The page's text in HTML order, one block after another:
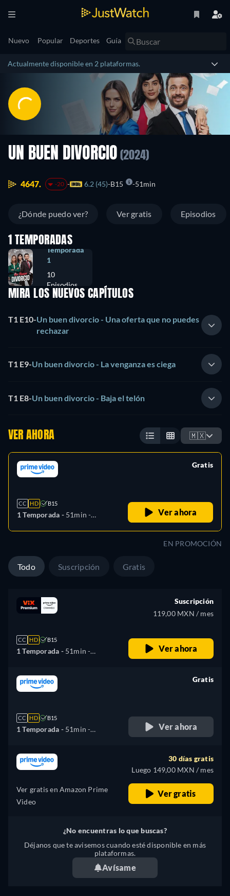
Nuevo Popular Deportes Guía
Actualmente disponible en 2 plataformas.
UN BUEN DIVORCIO (2024)
4647. -20 6.2 (45) B15 51min
¿Dónde puedo ver? Ver gratis Episodios
1 TEMPORADAS
Temporada
1
10
Episodios
MIRA LOS NUEVOS CAPÍTULOS
T1 E10-Un buen divorcio - Una oferta que no puedes
rechazar
T1 E9-Un buen divorcio - La venganza es ciega
T1 E8-Un buen divorcio - Baja el telón
VER AHORA 🇲🇽
CC HD B15
1 Temporada - 51min -
Gratis
Ver ahora
EN PROMOCIÓN
Todo Suscripción Gratis
CC HD B15
1 Temporada - 51min -
Suscripción
119,00 MXN / mes
Ver ahora
CC HD B15
1 Temporada - 51min -
Gratis
Ver ahora
Ver gratis en Amazon Prime
Video
30 días gratis
Luego 149,00 MXN / mes
Ver gratis
¿No encuentras lo que buscas?
Déjanos que te avisemos cuando esté disponible en más
plataformas.
Avísame